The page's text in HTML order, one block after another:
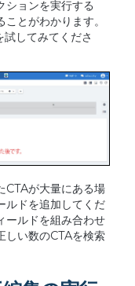
ションを実行する
とがわかります。
してみてくださ
CTAが大量にある場
ルドを追加してくだ
ールドを組み合わせ
しい数のCTAを検索